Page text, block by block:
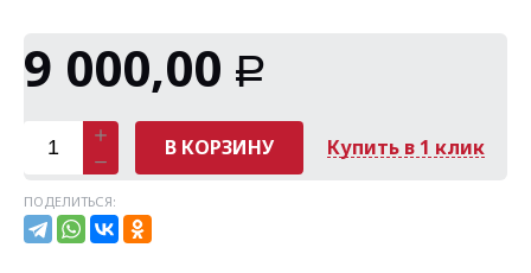
9 000,00 Р
В КОРЗИНУ Купить в 1 клик
ПОДЕЛИТЬСЯ: